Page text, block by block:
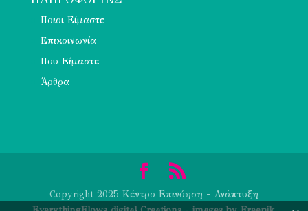
Ποιοι Είμαστε
Επικοινωνία
Που Είμαστε
Άρθρα
Copyright 2025 Κέντρο Επινόηση - Ανάπτυξη